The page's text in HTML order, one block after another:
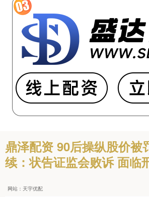
鼎泽配资 90后操纵股价被
续：状告证监会败诉 面临
网站：天宇优配